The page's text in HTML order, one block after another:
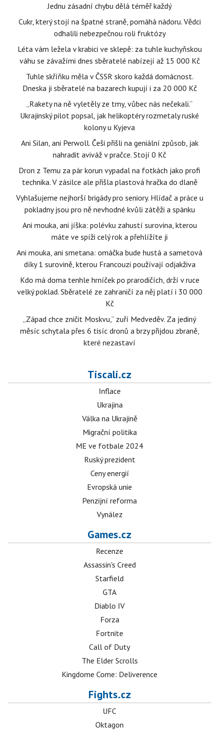
Jednu zásadní chybu dělá téměř každý
Cukr, který stojí na špatné straně, pomáhá nádoru. Vědci
odhalili nebezpečnou roli fruktózy
Léta vám ležela v krabici ve sklepě: za tuhle kuchyňskou
váhu se závažími dnes sběratelé nabízejí až 15 000 Kč
Tuhle skříňku měla v ČSSR skoro každá domácnost.
Dneska ji sběratelé na bazarech kupují i za 20 000 Kč
„Rakety na ně vyletěly ze tmy, vůbec nás nečekali.“
Ukrajinský pilot popsal, jak helikoptéry rozmetaly ruské
kolony u Kyjeva
Ani Silan, ani Perwoll. Češi přišli na geniální způsob, jak
nahradit aviváž v pračce. Stojí 0 Kč
Dron z Temu za pár korun vypadal na fotkách jako profi
technika. V zásilce ale přišla plastová hračka do dlaně
Vyhlašujeme nejhorší brigády pro seniory. Hlídač a práce u
pokladny jsou pro ně nevhodné kvůli zátěži a spánku
Ani mouka, ani jíška: polévku zahustí surovina, kterou
máte ve spíži celý rok a přehlížíte ji
Ani mouka, ani smetana: omáčka bude hustá a sametová
díky 1 surovině, kterou Francouzi používají odjakživa
Kdo má doma tenhle hrníček po prarodičích, drží v ruce
velký poklad. Sběratelé ze zahraničí za něj platí i 30 000
Kč
„Západ chce zničit Moskvu,“ zuří Medveděv. Za jediný
měsíc schytala přes 6 tisíc dronů a brzy přijdou zbraně,
které nezastaví
Tiscali.cz
Inflace
Ukrajina
Válka na Ukrajině
Migrační politika
ME ve fotbale 2024
Ruský prezident
Ceny energií
Evropská unie
Penzijní reforma
Vynález
Games.cz
Recenze
Assassin's Creed
Starfield
GTA
Diablo IV
Forza
Fortnite
Call of Duty
The Elder Scrolls
Kingdome Come: Deliverence
Fights.cz
UFC
Oktagon